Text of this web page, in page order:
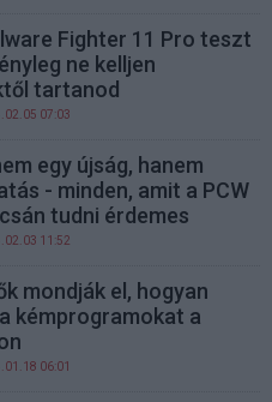
Fighter 11 Pro teszt
ne kelljen
tartanod
07:03
egy újság, hanem
- minden, amit a PCW
tudni érdemes
11:52
mondják el, hogyan
kémprogramokat a
06:01